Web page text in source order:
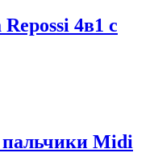
4в1 с
пальчики Midi